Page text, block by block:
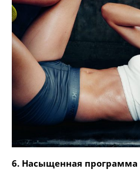
6. Насыщенная программа